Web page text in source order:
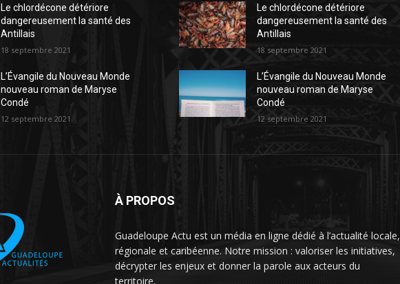
Le chlordécone détériore
dangereusement la santé des
Antillais
18 septembre 2021
L’Évangile du Nouveau Monde
nouveau roman de Maryse
Condé
12 septembre 2021
Le chlordécone détériore
dangereusement la santé des
Antillais
18 septembre 2021
L’Évangile du Nouveau Monde
nouveau roman de Maryse
Condé
12 septembre 2021
À PROPOS
Guadeloupe Actu est un média en ligne dédié à l’actualité locale,
régionale et caribéenne. Notre mission : valoriser les initiatives,
décrypter les enjeux et donner la parole aux acteurs du
territoire.